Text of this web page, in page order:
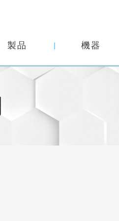
製品 機器